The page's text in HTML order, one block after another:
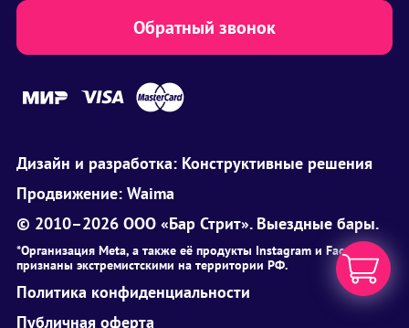
Обратный звонок
Дизайн и разработка: Конструктивные решения
Продвижение: Waima
© 2010–2026 ООО «Бар Стрит». Выездные бары.
*Организация Meta, а также её продукты Instagram и Facebook
признаны экстремистскими на территории РФ.
Политика конфиденциальности
Публичная оферта